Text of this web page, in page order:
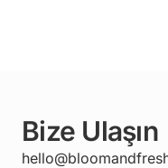
Bize Ulaşın